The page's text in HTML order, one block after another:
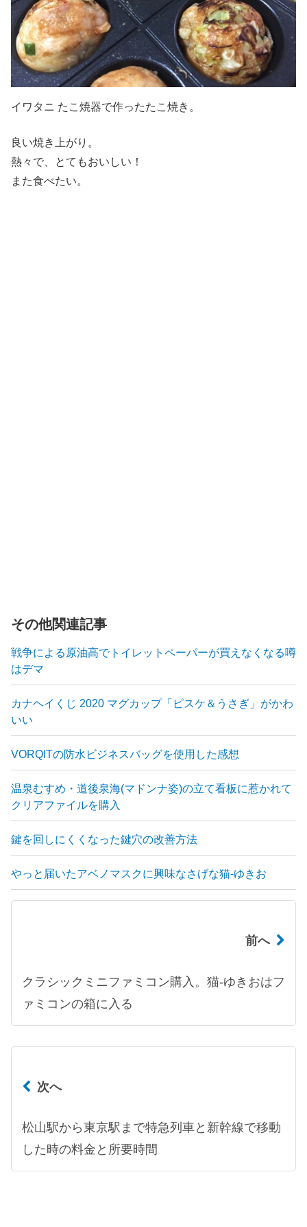
イワタニ たこ焼器で作ったたこ焼き。
良い焼き上がり。
熱々で、とてもおいしい！
また食べたい。
その他関連記事
戦争による原油高でトイレットペーパーが買えなくなる噂
はデマ
カナヘイくじ 2020 マグカップ「ピスケ＆うさぎ」がかわ
いい
VORQITの防水ビジネスバッグを使用した感想
温泉むすめ・道後泉海(マドンナ姿)の立て看板に惹かれて
クリアファイルを購入
鍵を回しにくくなった鍵穴の改善方法
やっと届いたアベノマスクに興味なさげな猫-ゆきお
前へ
クラシックミニファミコン購入。猫-ゆきおはフ
ァミコンの箱に入る
次へ
松山駅から東京駅まで特急列車と新幹線で移動
した時の料金と所要時間